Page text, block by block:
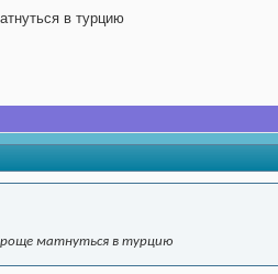
в турцию
матнуться в турцию